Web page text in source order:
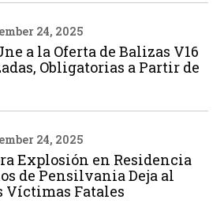
24, 2025
a la Oferta de Balizas V16
Obligatorias a Partir de
24, 2025
Explosión en Residencia
de Pensilvania Deja al
Víctimas Fatales